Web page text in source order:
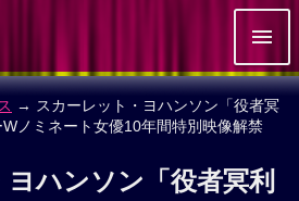
→ スカーレット・ヨハンソン「役者冥
ノミネート女優10年間特別映像解禁
ハンソン「役者冥利